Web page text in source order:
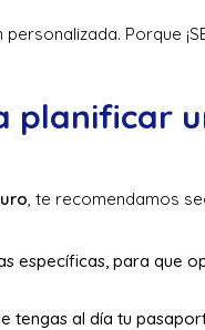
Porque
planificar
, te recomendamos
específicas, para que
tengas al día tu